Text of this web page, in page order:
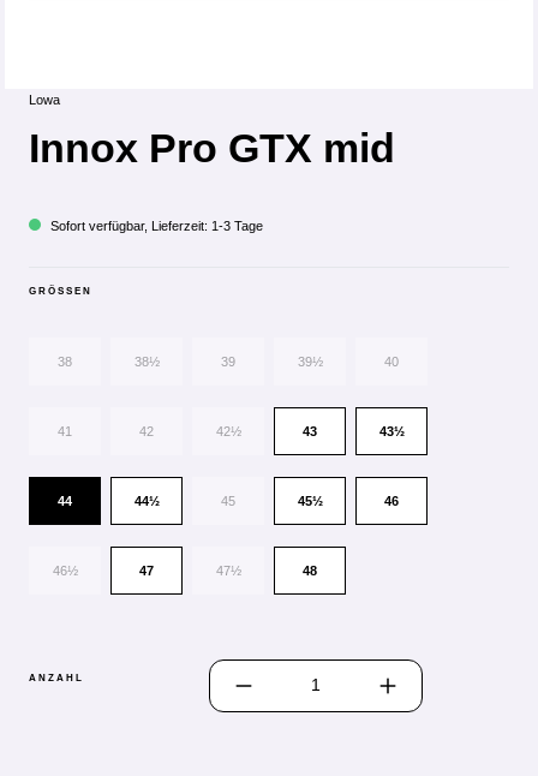
Lowa
Innox Pro GTX mid
Sofort verfügbar, Lieferzeit: 1-3 Tage
GRÖSSEN
38 38½ 39 39½ 40
41 42 42½ 43 43½
44 44½ 45 45½ 46
46½ 47 47½ 48
ANZAHL
PRODUKT ANZAHL: GIB DEN